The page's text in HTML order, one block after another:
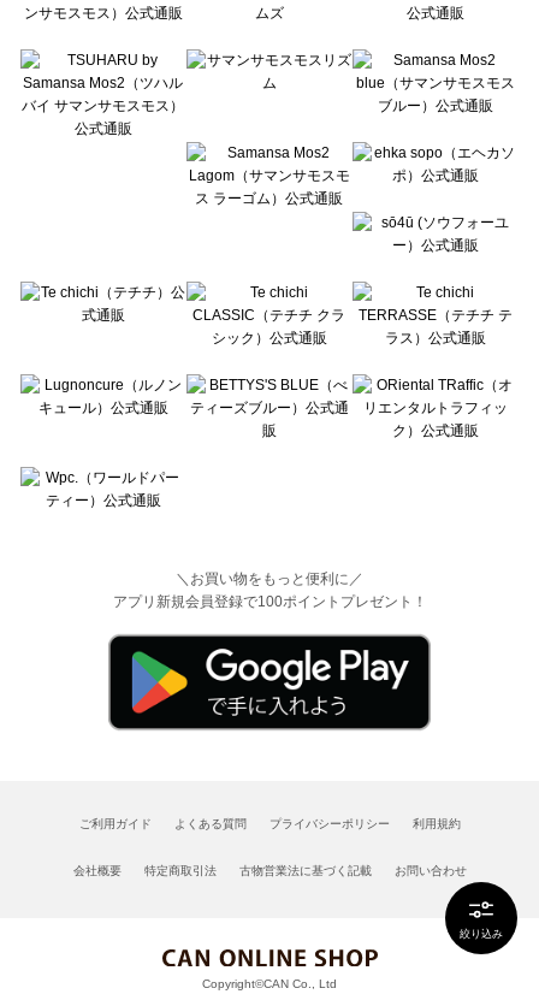
絞り込み
Te chichi CLASSIC（テチチ クラシック）のシャツ・ブラウス一覧
Lugnoncure（ルノンキュール）のシャツ・ブラウス一覧
BETTY'S BLUE（べティーズブルー）のシャツ・ブラウス一覧
Wpc.（ワールドパーティー）のシャツ・ブラウス一覧
＼お買い物をもっと便利に／
アプリ新規会員登録で100ポイントプレゼント！
ご利用ガイド よくある質問 プライバシーポリシー 利用規約
会社概要 特定商取引法 古物営業法に基づく記載 お問い合わせ
Copyright©CAN Co., Ltd